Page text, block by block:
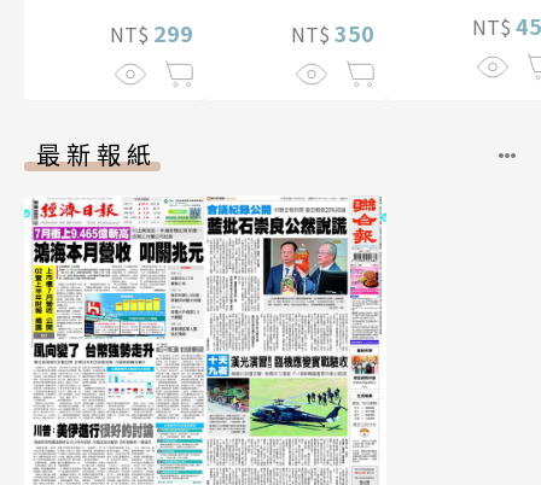
NT$ 299 NT$ 350 NT$
最新報紙